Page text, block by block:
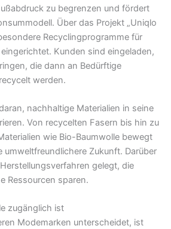
zu begrenzen und fördert
Über das Projekt „Uniqlo
Recyclingprogramme für
Kunden sind eingeladen,
die dann an Bedürftige
werden.
nachhaltige Materialien in seine
Von recycelten Fasern bis hin zu
wie Bio-Baumwolle bewegt
umweltfreundlichere Zukunft. Darüber
gelegt, die
Ressourcen sparen.
zugänglich ist
Modemarken unterscheidet, ist